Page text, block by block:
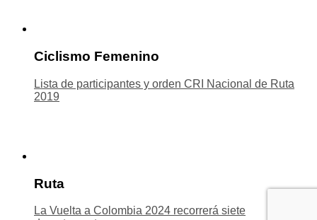
Ciclismo Femenino
Lista de participantes y orden CRI Nacional de Ruta
2019
Ruta
La Vuelta a Colombia 2024 recorrerá siete